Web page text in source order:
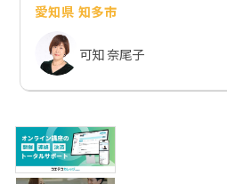
愛知県 知多市
可知 奈尾子